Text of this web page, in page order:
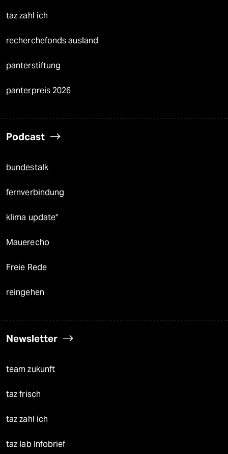
taz zahl ich
recherchefonds ausland
panterstiftung
panterpreis 2026
Podcast
bundestalk
fernverbindung
klima update°
Mauerecho
Freie Rede
reingehen
Newsletter
team zukunft
taz frisch
taz zahl ich
taz lab Infobrief